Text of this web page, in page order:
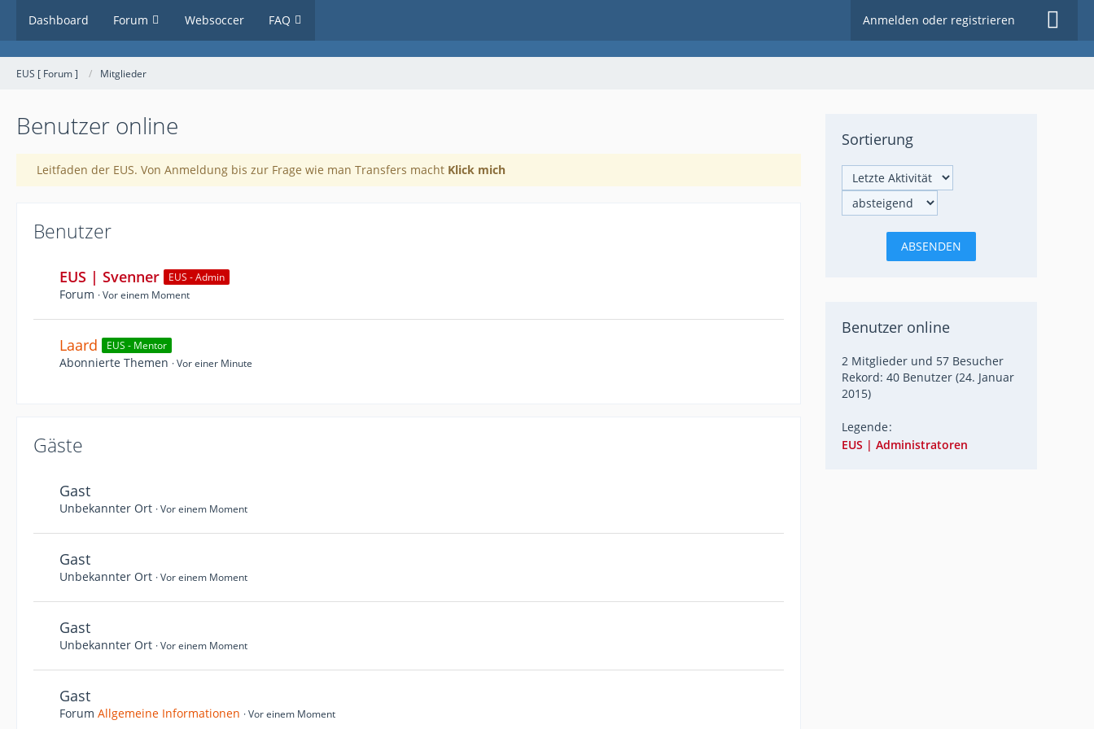
Dashboard Forum Websoccer FAQ Anmelden oder registrieren
EUS [ Forum ] Mitglieder
Benutzer online
Leitfaden der EUS. Von Anmeldung bis zur Frage wie man Transfers macht Klick mich
Benutzer
EUS | Svenner EUS - Admin
Forum Vor einem Moment
Laard EUS - Mentor
Abonnierte Themen Vor einer Minute
Gäste
Gast
Unbekannter Ort Vor einem Moment
Gast
Unbekannter Ort Vor einem Moment
Gast
Unbekannter Ort Vor einem Moment
Gast
Forum Allgemeine Informationen Vor einem Moment
Sortierung
Benutzer online
2 Mitglieder und 57 Besucher
Rekord: 40 Benutzer (24. Januar
2015)
Legende
EUS | Administratoren